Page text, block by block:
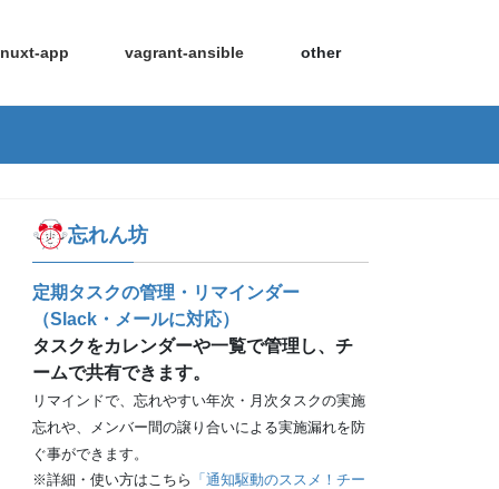
nuxt-app vagrant-ansible other
忘れん坊
定期タスクの管理・リマインダー
（Slack・メールに対応）
タスクをカレンダーや一覧で管理し、チ
ームで共有できます。
リマインドで、忘れやすい年次・月次タスクの実施
忘れや、メンバー間の譲り合いによる実施漏れを防
ぐ事ができます。
※詳細・使い方はこちら 「通知駆動のススメ！チー